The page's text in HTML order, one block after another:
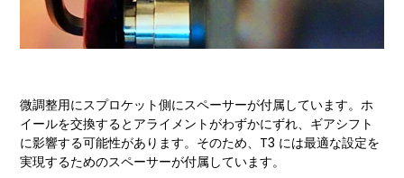
微調整用にスプロケット側にスペーサーが付属しています。ホ
イールを交換するとアライメントがわずかにずれ、ギアシフト
に影響する可能性があります。そのため、T3 には最適な設定を
実現するためのスペーサーが付属しています。